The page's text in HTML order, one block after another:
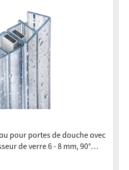
pour portes de douche avec
de verre 6 - 8 mm, 90°